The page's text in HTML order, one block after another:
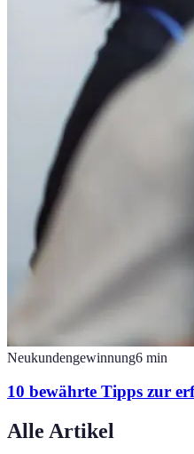
Neukundengewinnung6 min
10 bewährte Tipps zur
Alle Artikel